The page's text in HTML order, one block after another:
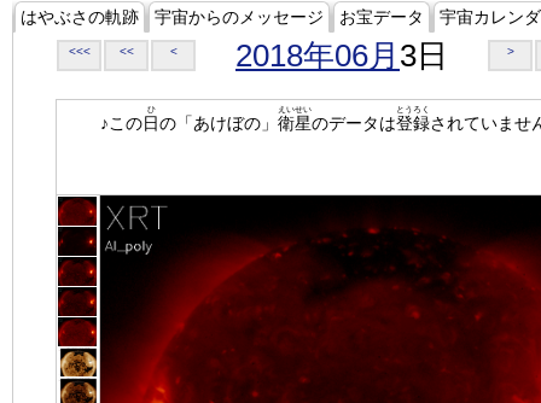
はやぶさの軌跡 宇宙からのメッセージ お宝データ 宇宙カレン
<<< << < 2018年06月 3日 >
♪この日
ひ
の「あけぼの」 衛星
えいせい
のデータは登録
とうろく
されていませ